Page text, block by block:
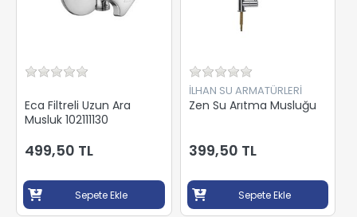
Eca Filtreli Uzun Ara
Musluk 102111130
499,50 TL
Sepete Ekle
İLHAN SU ARMATÜRLERİ
Zen Su Arıtma Musluğu
399,50 TL
Sepete Ekle